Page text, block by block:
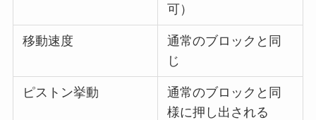
可）
移動速度
通常のブロックと同
じ
ピストン挙動
通常のブロックと同
様に押し出される